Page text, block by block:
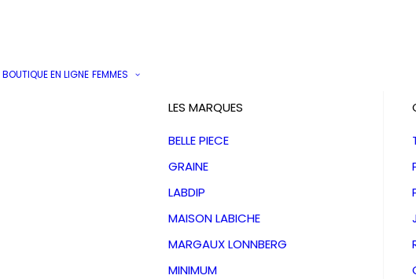
BOUTIQUE EN LIGNE FEMMES
LES MARQUES
BELLE PIECE
GRAINE
LABDIP
MAISON LABICHE
MARGAUX LONNBERG
MINIMUM